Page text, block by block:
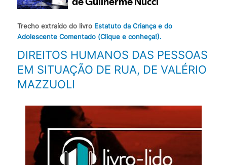
Trecho extraído do livro Estatuto da Criança e do
Adolescente Comentado (Clique e conheça!).
DIREITOS HUMANOS DAS PESSOAS
EM SITUAÇÃO DE RUA, DE VALÉRIO
MAZZUOLI